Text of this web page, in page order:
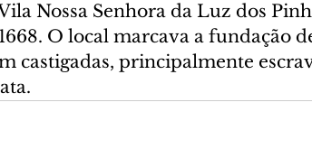
Nossa Senhora da Luz dos
O local marcava a fundação
castigadas, principalmente